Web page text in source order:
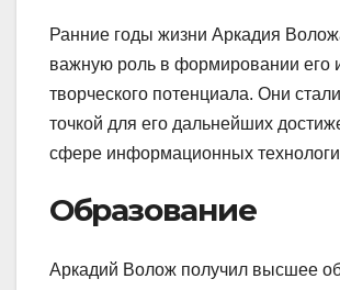
Ранние годы жизни Аркадия
важную роль в формировании его
творческого потенциала. Они
точкой для его дальнейших
сфере информационных
Образование
Аркадий Волож получил высшее